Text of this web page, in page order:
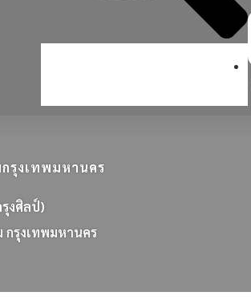
รุงเทพมหานคร
งศิลป์)
กรงเทพมหานคร